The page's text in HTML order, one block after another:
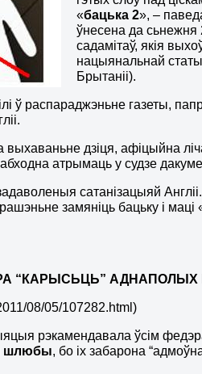
«бацька 2», –
ўнесена да сьнежня
садамітаў, якія
нацыянальнай
Брытаніі).
ў распараджэньне газеты,
выхаваньне дзіця, афіцыйна
атрымаць у судзе
сатанізацыяй
замяніць бацьку і
“КАРЫСЬЦЬ”
08/05/107282.html)
рэкамендавала ўсім
шлюбы, бо іх забарона